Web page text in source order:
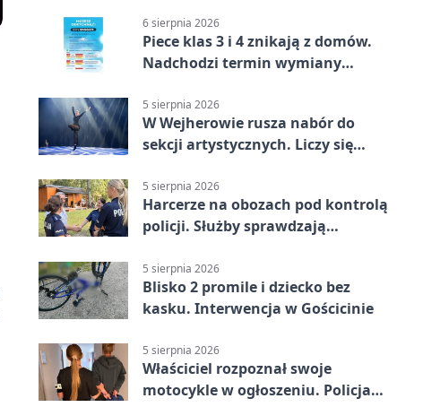
6 sierpnia 2026
Piece klas 3 i 4 znikają z domów.
Nadchodzi termin wymiany
5 sierpnia 2026
W Wejherowie rusza nabór do
sekcji artystycznych. Liczy się
5 sierpnia 2026
Harcerze na obozach pod kontrolą
policji. Służby sprawdzają
5 sierpnia 2026
Blisko 2 promile i dziecko bez
kasku. Interwencja w Gościcinie
5 sierpnia 2026
Właściciel rozpoznał swoje
motocykle w ogłoszeniu. Policja